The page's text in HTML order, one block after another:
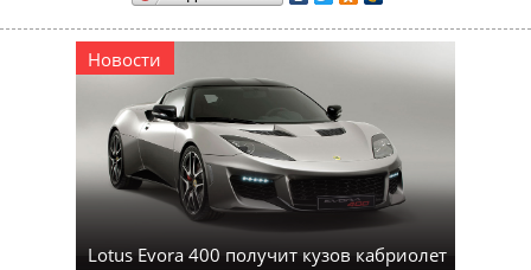
Новости
Lotus Evora 400 получит кузов кабриолет